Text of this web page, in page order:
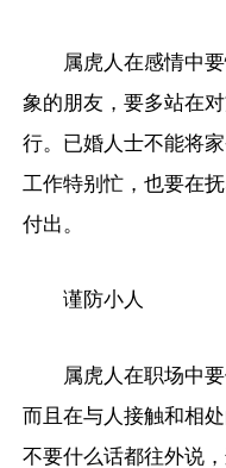
属虎人在感情中
象的朋友，要多站在
行。已婚人士不能将
工作特别忙，也要在
付出。
谨防小人
属虎人在职场中
而且在与人接触和相
不要什么话都往外说